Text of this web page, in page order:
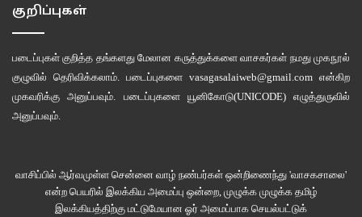
குறிப்புகள்
படைப்புகள் குறித்த தங்களது மேலான கருத்துக்களை வாசகர்கள் நமது முகநூல்
குழுவில் தெரிவிக்கலாம். படைப்புகளை vasagasalaiweb@gmail.com என்கிற
முகவரிக்கு அனுப்பவும். படைப்புகளை யூனிகோடு(UNICODE)எழுத்துருவில்
அனுப்பவும்.
வாசிப்பில் ஆர்வமுள்ள சென்னை வாழ் நண்பர்கள் ஒன்றிணைந்து 'வாசகசாலை'
என்ற பெயரில் இலக்கிய அமைப்பு ஒன்றை, முழுக்க முழுக்க தமிழ்
இலக்கியத்திற்கு மட்டுமேயான ஓர் அமைப்பாக செயல்பட்டுக்